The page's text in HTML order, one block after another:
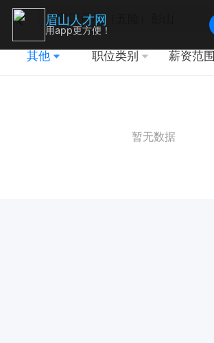
其他 职位类别 薪资范围
暂无数据
眉山人才网
用app更方便！